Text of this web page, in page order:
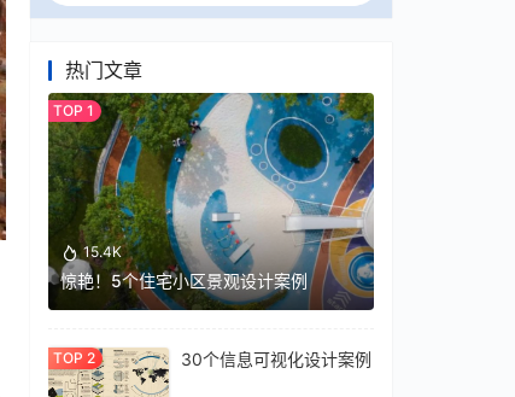
热门文章
15.4K
惊艳！5个住宅小区景观设计案例
30个信息可视化设计案例